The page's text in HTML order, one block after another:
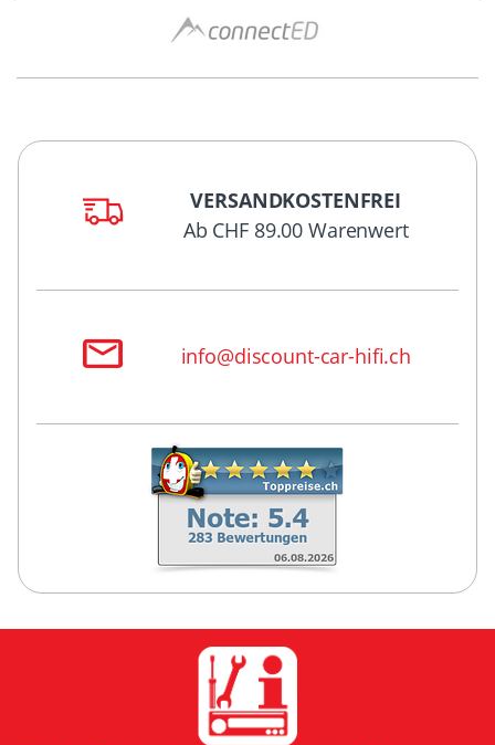
VERSANDKOSTENFREI
Ab CHF 89.00 Warenwert
info@discount-car-hifi.ch